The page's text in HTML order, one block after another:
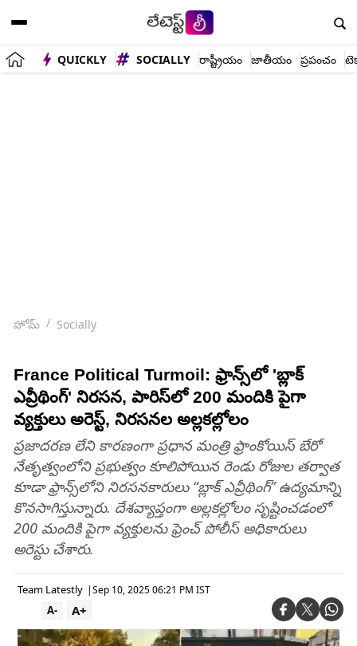
QUICKLY SOCIALLY రాష్ట్రీయం జాతీయం ప్రపంచం
హోమ్ Socially
France Political Turmoil: ఫ్రాన్స్‌లో 'బ్లాక్
ఎవ్రీథింగ్' నిరసన, పారిస్‌లో 200 మందికి పైగా
వ్యక్తులు అరెస్ట్, నిరసనల అల్లకల్లోలం
ప్రజాదరణ లేని కారణంగా ప్రధాన మంత్రి ఫ్రాంకోయిస్ బేరో
నేతృత్వంలోని ప్రభుత్వం కూలిపోయిన రెండు రోజుల తర్వాత
కూడా ఫ్రాన్స్‌లోని నిరసనకారులు “బ్లాక్ ఎవ్రీథింగ్” ఉద్యమాన్ని
కొనసాగిస్తున్నారు. దేశవ్యాప్తంగా అల్లకల్లోలం సృష్టించడంలో
200 మందికి పైగా వ్యక్తులను ఫ్రెంచ్ పోలీస్ అధికారులు
అరెస్టు చేశారు.
Team Latestly |Sep 10, 2025 06:21 PM IST
A+
A-